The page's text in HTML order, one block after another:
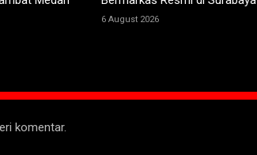
6 August 2026
komentar.